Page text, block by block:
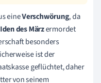
eineVerschwörung, da
Iden des Märzermordet
besonders
ist der
geflüchtet, daher
von seinem